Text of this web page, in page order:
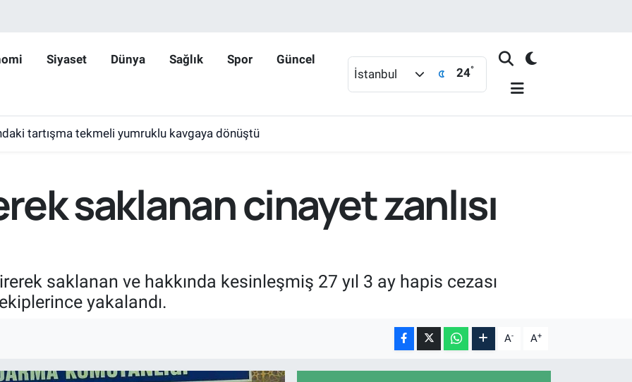
Siyaset Dünya Sağlık Spor
Güncel
İstanbul
24°
tartışma tekmeli yumruklu kavgaya dönüştü
saklanan cinayet zanlısı
saklanan ve hakkında kesinleşmiş 27 yıl 3 ay hapis cezası
yakalandı.
A- A+